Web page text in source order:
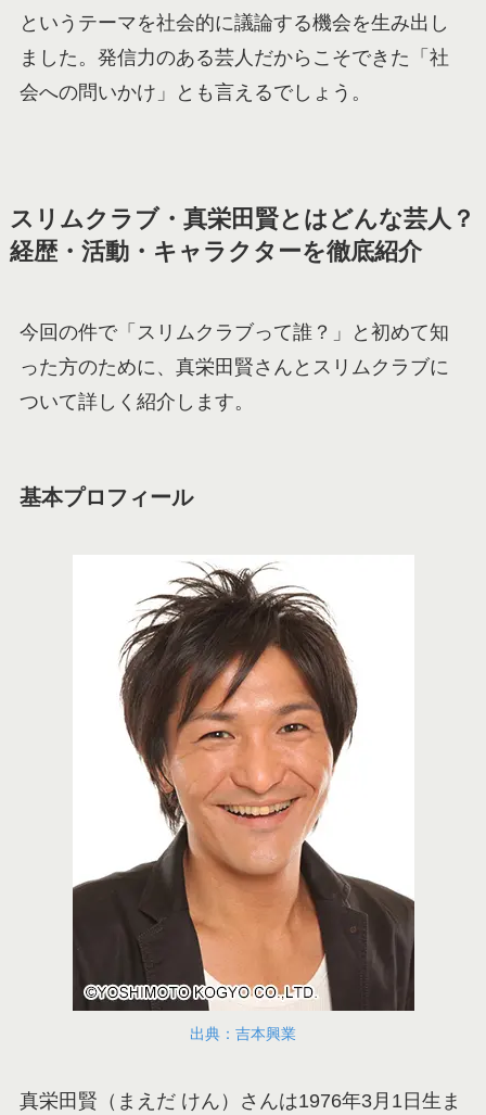
というテーマを社会的に議論する機会を生み出し
ました。発信力のある芸人だからこそできた「社
会への問いかけ」とも言えるでしょう。
スリムクラブ・真栄田賢とはどんな芸人？
経歴・活動・キャラクターを徹底紹介
今回の件で「スリムクラブって誰？」と初めて知
った方のために、真栄田賢さんとスリムクラブに
ついて詳しく紹介します。
基本プロフィール
出典：吉本興業
真栄田賢（まえだ けん）さんは1976年3月1日生ま